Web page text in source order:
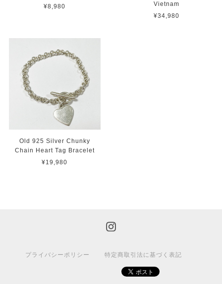
¥8,980
Vietnam
¥34,980
Old 925 Silver Chunky
Chain Heart Tag Bracelet
¥19,980
プライバシーポリシー 特定商取引法に基づく表記